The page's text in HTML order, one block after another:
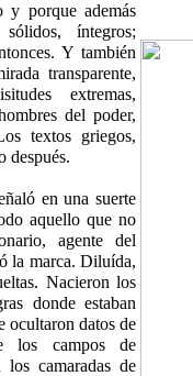
y porque además
íntegros;
Y también
transparente,
extremas,
del poder,
textos griegos,
después.
en una suerte
aquello que no
agente del
la marca. Diluída,
Nacieron los
donde estaban
ocultaron datos de
los campos de
camaradas de